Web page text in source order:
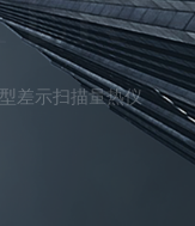
差示扫描量热仪